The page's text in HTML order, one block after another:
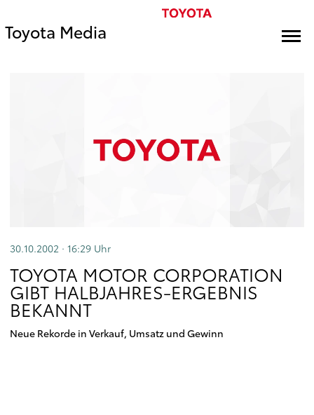
Toyota Media
30.10.2002 · 16:29 Uhr
TOYOTA MOTOR CORPORATION
GIBT HALBJAHRES-ERGEBNIS
BEKANNT
Neue Rekorde in Verkauf, Umsatz und Gewinn